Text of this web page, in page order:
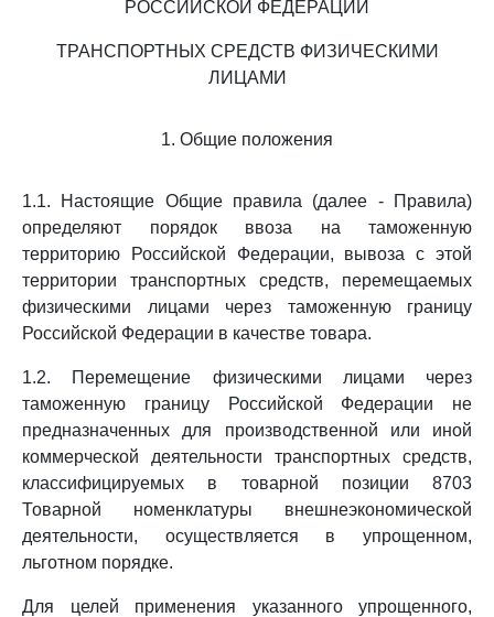
РОССИЙСКОЙ ФЕДЕРАЦИИ
ТРАНСПОРТНЫХ СРЕДСТВ ФИЗИЧЕСКИМИ
ЛИЦАМИ
1. Общие положения
1.1. Настоящие Общие правила (далее - Правила)
определяют порядок ввоза на таможенную
территорию Российской Федерации, вывоза с этой
территории транспортных средств, перемещаемых
физическими лицами через таможенную границу
Российской Федерации в качестве товара.
1.2. Перемещение физическими лицами через
таможенную границу Российской Федерации не
предназначенных для производственной или иной
коммерческой деятельности транспортных средств,
классифицируемых в товарной позиции 8703
Товарной номенклатуры внешнеэкономической
деятельности, осуществляется в упрощенном,
льготном порядке.
Для целей применения указанного упрощенного,